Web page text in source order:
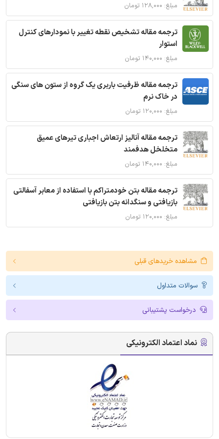
مبلغ: ۱۲۸,۰۰۰ تومان
ترجمه مقاله تشخیص نقطه تغییر با نمودارهای کنترل
استوار
مبلغ: ۱۴۰,۰۰۰ تومان
ترجمه مقاله ظرفیت باربری یک گروه از ستون های سنگی
در خاک نرم
مبلغ: ۱۲۰,۰۰۰ تومان
ترجمه مقاله آنالیز ارتعاش اجباری تیرهای عمیق
متخلخل هدفمند
مبلغ: ۱۴۰,۰۰۰ تومان
ترجمه مقاله بتن خودمتراکم با استفاده از معابر آسفالتی
بازیافتی و سنگدانه بتن بازیافتی
مبلغ: ۱۲۰,۰۰۰ تومان
مشاهده خریدهای قبلی
سوالات متداول
درخواست پشتیبانی
نماد اعتماد الکترونیکی